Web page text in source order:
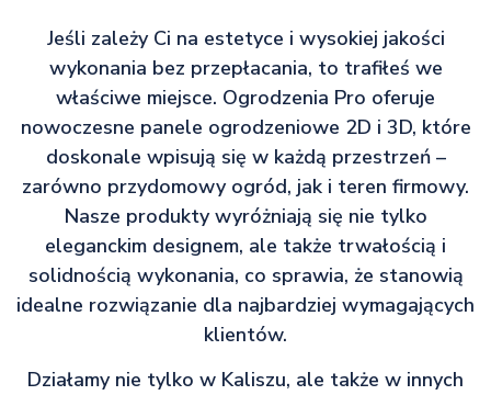
Jeśli zależy Ci na estetyce i wysokiej jakości
wykonania bez przepłacania, to trafiłeś we
właściwe miejsce. Ogrodzenia Pro oferuje
nowoczesne panele ogrodzeniowe 2D i 3D, które
doskonale wpisują się w każdą przestrzeń –
zarówno przydomowy ogród, jak i teren firmowy.
Nasze produkty wyróżniają się nie tylko
eleganckim designem, ale także trwałością i
solidnością wykonania, co sprawia, że stanowią
idealne rozwiązanie dla najbardziej wymagających
klientów.
Działamy nie tylko w Kaliszu, ale także w innych